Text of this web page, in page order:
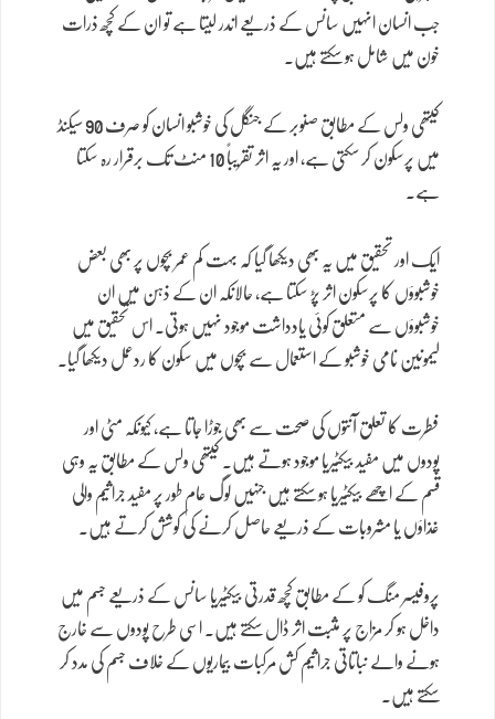
جب انسان انہیں سانس کے ذریعے اندر لیتا ہے تو ان کے کچھ ذرات
خون میں شامل ہو سکتے ہیں۔
کیتھی ولس کے مطابق صنوبر کے جنگل کی خوشبو انسان کو صرف 90 سیکنڈ
میں پرسکون کر سکتی ہے، اور یہ اثر تقریباً 10 منٹ تک برقرار رہ سکتا
ہے۔
ایک اور تحقیق میں یہ بھی دیکھا گیا کہ بہت کم عمر بچوں پر بھی بعض
خوشبوؤں کا پرسکون اثر پڑ سکتا ہے، حالانکہ ان کے ذہن میں ان
خوشبوؤں سے متعلق کوئی یادداشت موجود نہیں ہوتی۔ اس تحقیق میں
لیمونین نامی خوشبو کے استعمال سے بچوں میں سکون کا ردعمل دیکھا گیا۔
فطرت کا تعلق آنتوں کی صحت سے بھی جوڑا جاتا ہے، کیونکہ مٹی اور
پودوں میں مفید بیکٹیریا موجود ہوتے ہیں۔ کیتھی ولس کے مطابق یہ وہی
قسم کے اچھے بیکٹیریا ہو سکتے ہیں جنہیں لوگ عام طور پر مفید جراثیم والی
غذاؤں یا مشروبات کے ذریعے حاصل کرنے کی کوشش کرتے ہیں۔
پروفیسر منگ کو کے مطابق کچھ قدرتی بیکٹیریا سانس کے ذریعے جسم میں
داخل ہو کر مزاج پر مثبت اثر ڈال سکتے ہیں۔ اسی طرح پودوں سے خارج
ہونے والے نباتاتی جراثیم کش مرکبات بیماریوں کے خلاف جسم کی مدد کر
سکتے ہیں۔